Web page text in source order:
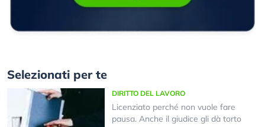
Selezionati per te
DIRITTO DEL LAVORO
Licenziato perché non vuole fare
pausa. Anche il giudice gli dà torto